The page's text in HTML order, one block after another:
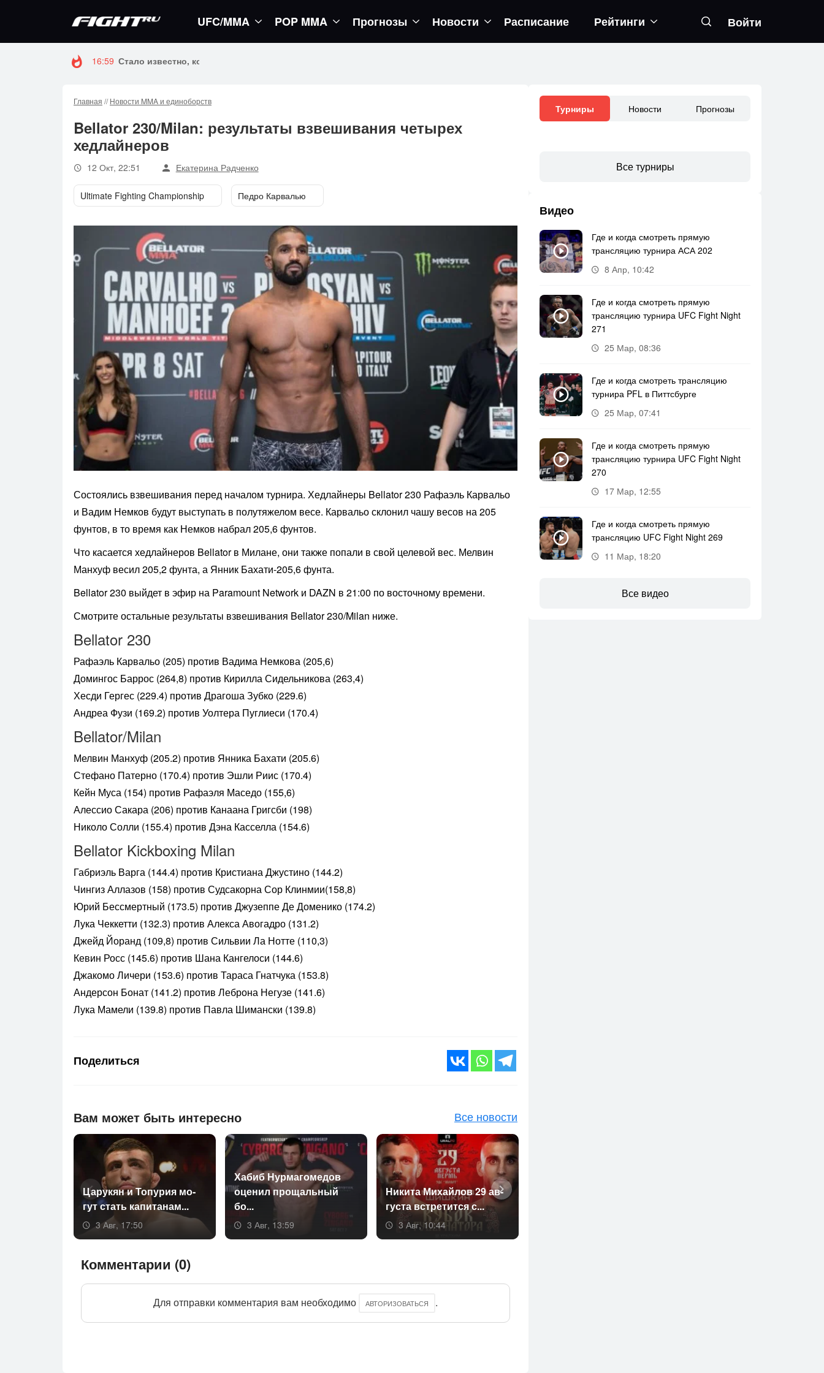
UFC/MMA POP MMA Прогнозы Новости Расписание Рейтинги Войти
16:59 Стало известно, когда Конор Макгрегор вернется в октагон
Главная //Новости MMA и единоборств
Bellator 230/Milan: результаты взвешивания четырех
хедлайнеров
12 Окт, 22:51 Екатерина Радченко
Ultimate Fighting Championship Педро Карвалью
Состоялись взвешивания перед началом турнира. Хедлайнеры Bellator 230 Рафаэль Карвальо
и Вадим Немков будут выступать в полутяжелом весе. Карвальо склонил чашу весов на 205
фунтов, в то время как Немков набрал 205,6 фунтов.
Что касается хедлайнеров Bellator в Милане, они также попали в свой целевой вес. Мелвин
Манхуф весил 205,2 фунта, а Янник Бахати-205,6 фунта.
Bellator 230 выйдет в эфир на Paramount Network и DAZN в 21:00 по восточному времени.
Смотрите остальные результаты взвешивания Bellator 230/Milan ниже.
Bellator 230
Рафаэль Карвальо (205) против Вадима Немкова (205,6)
Домингос Баррос (264,8) против Кирилла Сидельникова (263,4)
Хесди Гергес (229.4) против Драгоша Зубко (229.6)
Андреа Фузи (169.2) против Уолтера Пуглиеси (170.4)
Bellator/Milan
Мелвин Манхуф (205.2) против Янника Бахати (205.6)
Стефано Патерно (170.4) против Эшли Риис (170.4)
Кейн Муса (154) против Рафаэля Маседо (155,6)
Алессио Сакара (206) против Канаана Григсби (198)
Николо Солли (155.4) против Дэна Касселла (154.6)
Bellator Kickboxing Milan
Габриэль Варга (144.4) против Кристиана Джустино (144.2)
Чингиз Аллазов (158) против Судсакорна Сор Клинмии(158,8)
Юрий Бессмертный (173.5) против Джузеппе Де Доменико (174.2)
Лука Чеккетти (132.3) против Алекса Авогадро (131.2)
Джейд Йоранд (109,8) против Сильвии Ла Нотте (110,3)
Кевин Росс (145.6) против Шана Кангелоси (144.6)
Джакомо Личери (153.6) против Тараса Гнатчука (153.8)
Андерсон Бонат (141.2) против Леброна Негузе (141.6)
Лука Мамели (139.8) против Павла Шимански (139.8)
Поделиться
Вам может быть интересно Все новости
Ца­рукян и То­пурия мо­
гут стать ка­пита­нам...
3 Авг, 17:50
Ха­биб Нур­ма­гоме­дов
оце­нил про­щаль­ный
бо...
3 Авг, 13:59
Ни­кита Ми­хай­лов 29 ав­
густа встре­тит­ся с...
3 Авг, 10:44
Комментарии (0)
Для отправки комментария вам необходимо АВТОРИЗОВАТЬСЯ .
Турниры Новости Прогнозы
Все турниры
Видео
Где и когда смотреть прямую
трансляцию турнира АСА 202
8 Апр, 10:42
Где и когда смотреть прямую
трансляцию турнира UFC Fight Night
271
25 Мар, 08:36
Где и когда смотреть трансляцию
турнира PFL в Питтсбурге
25 Мар, 07:41
Где и когда смотреть прямую
трансляцию турнира UFC Fight Night
270
17 Мар, 12:55
Где и когда смотреть прямую
трансляцию UFC Fight Night 269
11 Мар, 18:20
Все видео